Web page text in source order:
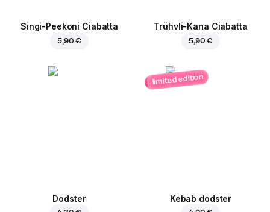
Singi-Peekoni Ciabatta
5,90 €
Trühvli-Kana Ciabatta
5,90 €
Dodster
limited edition
Kebab dodster